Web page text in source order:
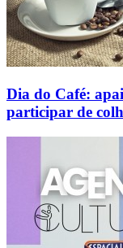
Dia do Café:
participar de